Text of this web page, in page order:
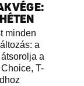
VÉGE:
minden
a
a
T-